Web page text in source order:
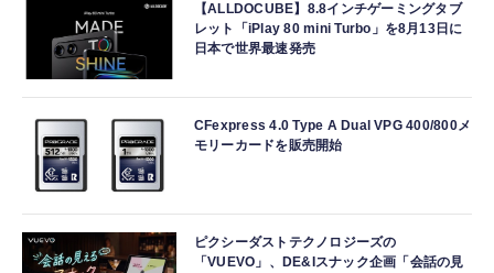
【ALLDOCUBE】8.8インチゲーミングタブ
レット「iPlay 80 mini Turbo」を8月13日に
日本で世界最速発売
CFexpress 4.0 Type A Dual VPG 400/800メ
モリーカードを販売開始
ピクシーダストテクノロジーズの
「VUEVO」、DE&Iスナック企画「会話の見